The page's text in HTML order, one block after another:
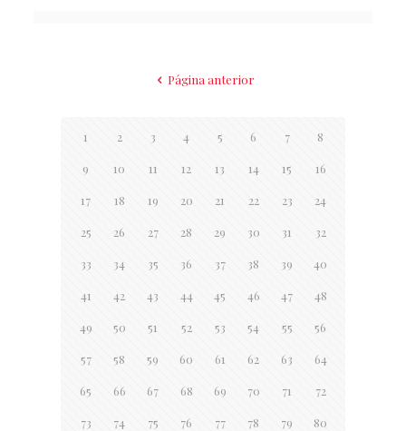
Página anterior
1 2 3 4 5 6 7 8
9 10 11 12 13 14 15 16
17 18 19 20 21 22 23 24
25 26 27 28 29 30 31 32
33 34 35 36 37 38 39 40
41 42 43 44 45 46 47 48
49 50 51 52 53 54 55 56
57 58 59 60 61 62 63 64
65 66 67 68 69 70 71 72
73 74 75 76 77 78 79 80